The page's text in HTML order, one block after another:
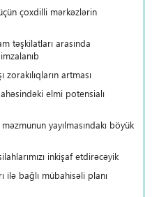
çoxdilli mərkəzlərin
təşkilatları arasında
artması
elmi potensialı
yayılmasındakı böyük
inkişaf etdirəcəyik
ilə bağlı mübahisəli planı